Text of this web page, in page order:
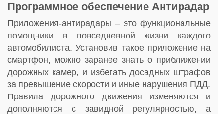
Программное обеспечение Антирадар
Приложения-антирадары – это функциональные
помощники в повседневной жизни каждого
автомобилиста. Установив такое приложение на
смартфон, можно заранее знать о приближении
дорожных камер, и избегать досадных штрафов
за превышение скорости и иные нарушения ПДД.
Правила дорожного движения изменяются и
дополняются с завидной регулярностью, а